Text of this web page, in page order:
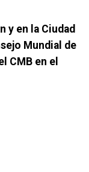
y en la Ciudad
Mundial de
CMB en el